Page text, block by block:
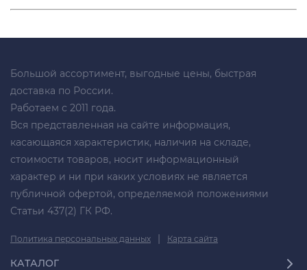
Большой ассортимент, выгодные цены, быстрая
доставка по России.
Работаем с 2011 года.
Вся представленная на сайте информация,
касающаяся характеристик, наличия на складе,
стоимости товаров, носит информационный
характер и ни при каких условиях не является
публичной офертой, определяемой положениями
Статьи 437(2) ГК РФ.
Политика персональных данных | Карта сайта
КАТАЛОГ